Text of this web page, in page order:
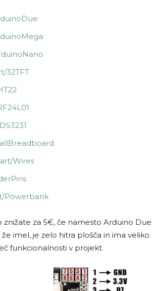
32TFT
Wires
Powerbank
za 5€, če namesto Arduino Due
imel, je zelo hitra plošča in ima veliko
funkcionalnosti v projekt.